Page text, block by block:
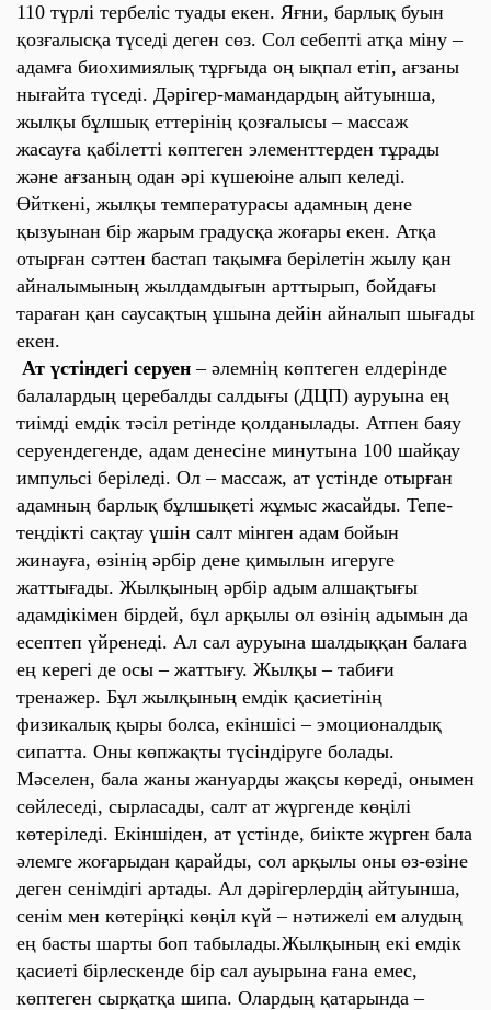
110 түрлі тербеліс туады екен. Яғни, барлық буын
қозғалысқа түседі деген сөз. Сол себепті атқа міну –
адамға биохимиялық тұрғыда оң ықпал етіп, ағзаны
нығайта түседі. Дәрігер-мамандардың айтуынша,
жылқы бұлшық еттерінің қозғалысы – массаж
жасауға қабілетті көптеген элементтерден тұрады
және ағзаның одан әрі күшеюіне алып келеді.
Өйткені, жылқы температурасы адамның дене
қызуынан бір жарым градусқа жоғары екен. Атқа
отырған сәттен бастап тақымға берілетін жылу қан
айналымының жылдамдығын арттырып, бойдағы
тараған қан саусақтың ұшына дейін айналып шығады
екен.
Ат үстіндегі серуен – әлемнің көптеген елдерінде
балалардың церебалды салдығы (ДЦП) ауруына ең
тиімді емдік тәсіл ретінде қолданылады. Атпен баяу
серуендегенде, адам денесіне минутына 100 шайқау
импульсі беріледі. Ол – массаж, ат үстінде отырған
адамның барлық бұлшықеті жұмыс жасайды. Тепе-
теңдікті сақтау үшін салт мінген адам бойын
жинауға, өзінің әрбір дене қимылын игеруге
жаттығады. Жылқының әрбір адым алшақтығы
адамдікімен бірдей, бұл арқылы ол өзінің адымын да
есептеп үйренеді. Ал сал ауруына шалдыққан балаға
ең керегі де осы – жаттығу. Жылқы – табиғи
тренажер. Бұл жылқының емдік қасиетінің
физикалық қыры болса, екіншісі – эмоционалдық
сипатта. Оны көпжақты түсіндіруге болады.
Мәселен, бала жаны жануарды жақсы көреді, онымен
сөйлеседі, сырласады, салт ат жүргенде көңілі
көтеріледі. Екіншіден, ат үстінде, биікте жүрген бала
әлемге жоғарыдан қарайды, сол арқылы оны өз-өзіне
деген сенімдігі артады. Ал дәрігерлердің айтуынша,
сенім мен көтеріңкі көңіл күй – нәтижелі ем алудың
ең басты шарты боп табылады.Жылқының екі емдік
қасиеті бірлескенде бір сал ауырына ғана емес,
көптеген сырқатқа шипа. Олардың қатарында –